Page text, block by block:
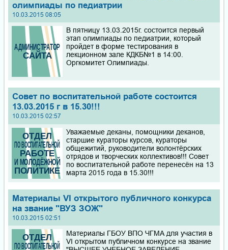
олимпиады по педиатрии
10.03.2015 08:05
В пятницу 13.03.2015г. состоится первый
этап олимпиады по педиатрии, который
пройдет в форме тестирования в
лекционном зале КДКБ№1 в 14:00.
Оргкомитет Олимпиады.
Совет по воспитательной работе состоится
13.03.2015 г в 15.30!!!
10.03.2015 02:57
Уважаемые деканы, помощники деканов,
старшие кураторы курсов, кураторы
общежитий, руководители волонтёрских
отрядов и творческих коллективов!!! Совет
по воспитательной работе перенесён на 13
марта 2015 года в 15.30!!!
Материалы VI открытого публичного конкурса
на звание "ВУЗ ЗОЖ"
10.03.2015 02:51
Материалы ГБОУ ВПО ЧГМА для участия в
VI открытом публичном конкурсе на звание